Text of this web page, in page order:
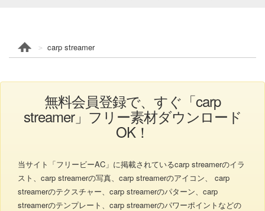
carp streamer
無料会員登録で、すぐ「carp
streamer」フリー素材ダウンロード
OK！
当サイト「フリービーAC」に掲載されているcarp streamerのイラ
スト、carp streamerの写真、carp streamerのアイコン、 carp
streamerのテクスチャー、carp streamerのパターン、carp
streamerのテンプレート、carp streamerのパワーポイントなどの